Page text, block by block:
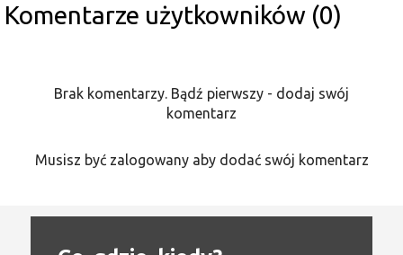
Komentarze użytkowników (0)
Brak komentarzy. Bądź pierwszy - dodaj swój
komentarz
Musisz być zalogowany aby dodać swój komentarz